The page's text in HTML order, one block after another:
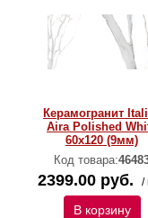
Керамогранит
Aira Polished
60х120 (9мм)
Код товара:
2399.00 руб. /
В корзину